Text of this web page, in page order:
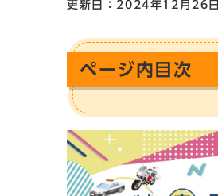
更新日：2024年12月26日
ページ内目次